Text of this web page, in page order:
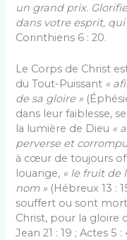
un grand prix.
dans votre esprit,
Corinthiens 6 : 20.
Le Corps de Christ
du Tout-Puissant «
de sa gloire »
dans leur faiblesse,
la lumière de Dieu «
perverse et
à cœur de toujours
louange, « le fruit de
nom » (Hébreux 13 :
souffert ou sont
Christ, pour la gloire
Jean 21 : 19 ; Actes 5 :